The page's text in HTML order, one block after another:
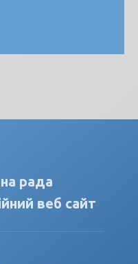
рада
веб сайт